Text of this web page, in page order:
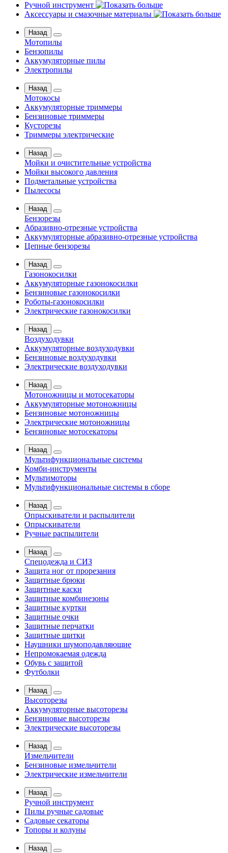
Ручной инструмент
Аксессуары и смазочные материалы
Назад
Мотопилы
Бензопилы
Аккумуляторные пилы
Электропилы
Назад
Мотокосы
Аккумуляторные триммеры
Бензиновые триммеры
Кусторезы
Триммеры электрические
Назад
Мойки и очистительные устройства
Мойки высокого давления
Подметальные устройства
Пылесосы
Назад
Бензорезы
Абразивно-отрезные устройства
Аккумуляторные абразивно-отрезные устройства
Цепные бензорезы
Назад
Газонокосилки
Аккумуляторные газонокосилки
Бензиновые газонокосилки
Роботы-газонокосилки
Электрические газонокосилки
Назад
Воздуходувки
Аккумуляторные воздуходувки
Бензиновые воздуходувки
Электрические воздуходувки
Назад
Мотоножницы и мотосекаторы
Аккумуляторные мотоножницы
Бензиновые мотоножницы
Электрические мотоножницы
Бензиновые мотосекаторы
Назад
Мультифункциональные системы
Комби-инструменты
Мультимоторы
Мультифункциональные системы в сборе
Назад
Опрыскиватели и распылители
Опрыскиватели
Ручные распылители
Назад
Спецодежда и СИЗ
Защита ног от прорезания
Защитные брюки
Защитные каски
Защитные комбинезоны
Защитные куртки
Защитные очки
Защитные перчатки
Защитные щитки
Наушники шумоподавляющие
Непромокаемая одежда
Обувь с защитой
Футболки
Назад
Высоторезы
Аккумуляторные высоторезы
Бензиновые высоторезы
Электрические высоторезы
Назад
Измельчители
Бензиновые измельчители
Электрические измельчители
Назад
Ручной инструмент
Пилы ручные садовые
Садовые секаторы
Топоры и колуны
Назад